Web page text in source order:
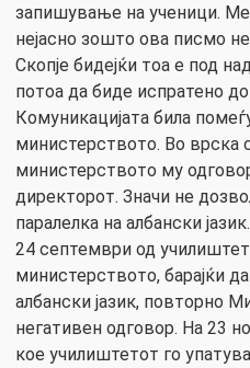
запишување на ученици.
нејасно зошто ова писмо
Скопје бидејќи тоа е под
потоа да биде испратено
Комуникацијата била
министерството. Во врска
министерството му
директорот. Значи не
паралелка на албански
24 септември од
министерството, барајќи
албански јазик, повторно
негативен одговор. На 23
кое училиштетот го